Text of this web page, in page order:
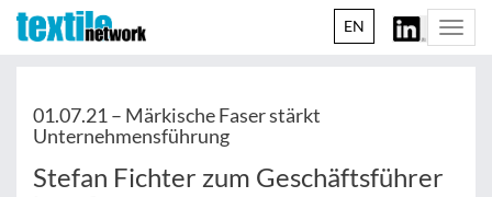
EN
01.07.21 – Märkische Faser stärkt
Unternehmensführung
Stefan Fichter zum Geschäftsführer